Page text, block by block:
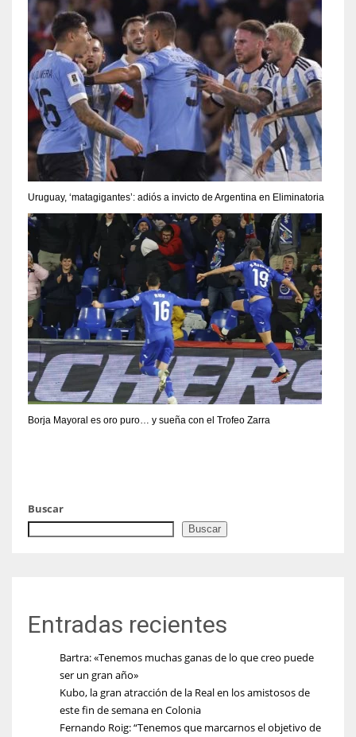
Uruguay, ‘matagigantes’: adiós a invicto de Argentina en Eliminatoria
Borja Mayoral es oro puro… y sueña con el Trofeo Zarra
Buscar
Buscar
Entradas recientes
Bartra: «Tenemos muchas ganas de lo que creo puede
ser un gran año»
Kubo, la gran atracción de la Real en los amistosos de
este fin de semana en Colonia
Fernando Roig: “Tenemos que marcarnos el objetivo de